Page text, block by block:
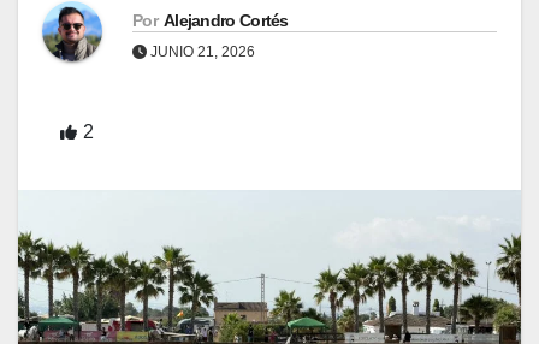
Por Alejandro Cortés
JUNIO 21, 2026
2